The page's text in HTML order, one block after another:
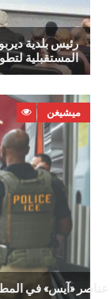
‬المستقبلية‭ ‬لتطوير‭ ‬المدينة
«آيس» في
ميشيغن